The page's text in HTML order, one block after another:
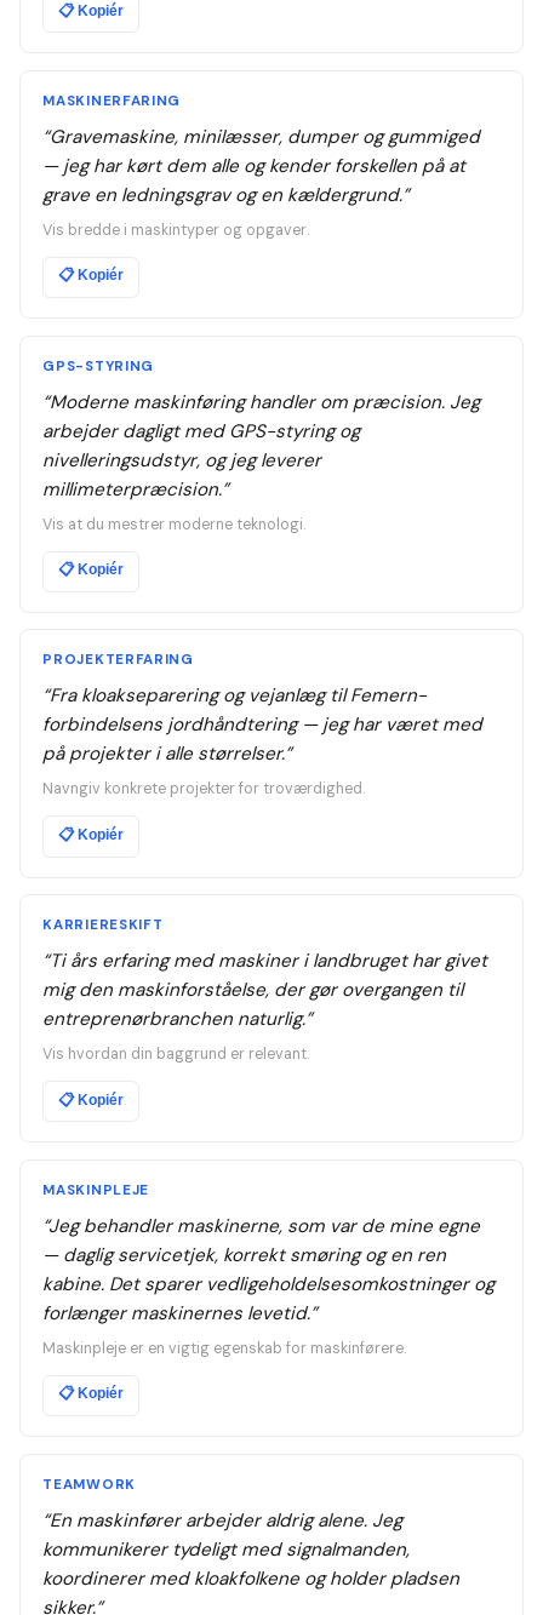
📋Kopiér
MASKINERFARING
“Gravemaskine, minilæsser, dumper og gummiged
— jeg har kørt dem alle og kender forskellen på at
grave en ledningsgrav og en kældergrund.”
Vis bredde i maskintyper og opgaver.
📋Kopiér
GPS-STYRING
“Moderne maskinføring handler om præcision. Jeg
arbejder dagligt med GPS-styring og
nivelleringsudstyr, og jeg leverer
millimeterpræcision.”
Vis at du mestrer moderne teknologi.
📋Kopiér
PROJEKTERFARING
“Fra kloakseparering og vejanlæg til Femern-
forbindelsens jordhåndtering — jeg har været med
på projekter i alle størrelser.”
Navngiv konkrete projekter for troværdighed.
📋Kopiér
KARRIERESKIFT
“Ti års erfaring med maskiner i landbruget har givet
mig den maskinforståelse, der gør overgangen til
entreprenørbranchen naturlig.”
Vis hvordan din baggrund er relevant.
📋Kopiér
MASKINPLEJE
“Jeg behandler maskinerne, som var de mine egne
— daglig servicetjek, korrekt smøring og en ren
kabine. Det sparer vedligeholdelsesomkostninger og
forlænger maskinernes levetid.”
Maskinpleje er en vigtig egenskab for maskinførere.
📋Kopiér
TEAMWORK
“En maskinfører arbejder aldrig alene. Jeg
kommunikerer tydeligt med signalmanden,
koordinerer med kloakfolkene og holder pladsen
sikker.”